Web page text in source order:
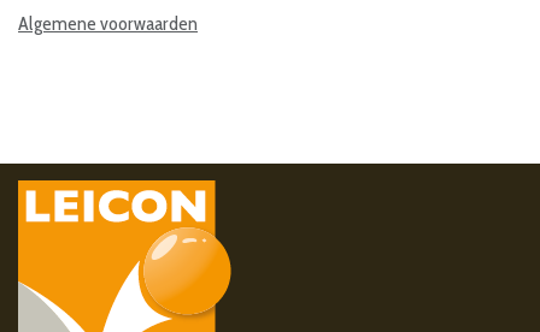
Algemene voorwaarden